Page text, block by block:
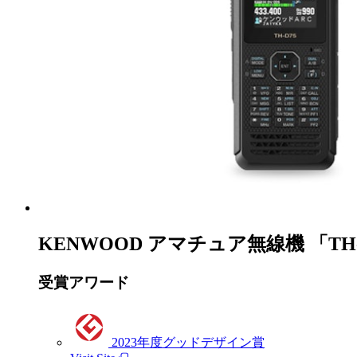
KENWOOD アマチュア無線機 「
受賞アワード
2023年度グッドデザイン賞